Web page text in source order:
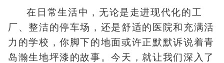
了产品的卓越品质。
在日常生活中，无论是走进现代化的工
厂、整洁的停车场，还是舒适的医院和充满活
力的学校，你脚下的地面或许正默默诉说着青
岛瀚生地坪漆的故事。今天，就让我们深入了